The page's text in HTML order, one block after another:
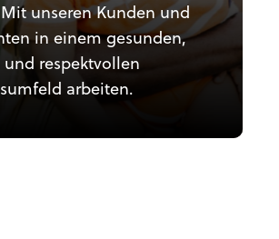
unseren Kunden und
in einem gesunden,
respektvollen
arbeiten.